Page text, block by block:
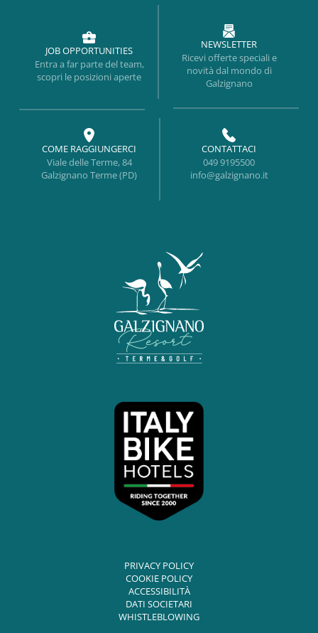
JOB OPPORTUNITIES
Entra a far parte del team,
scopri le posizioni aperte
NEWSLETTER
Ricevi offerte speciali e
novità dal mondo di
Galzignano
COME RAGGIUNGERCI
Viale delle Terme, 84
Galzignano Terme (PD)
CONTATTACI
049 9195500
info@galzignano.it
PRIVACY POLICY
COOKIE POLICY
ACCESSIBILITÀ
DATI SOCIETARI
WHISTLEBLOWING